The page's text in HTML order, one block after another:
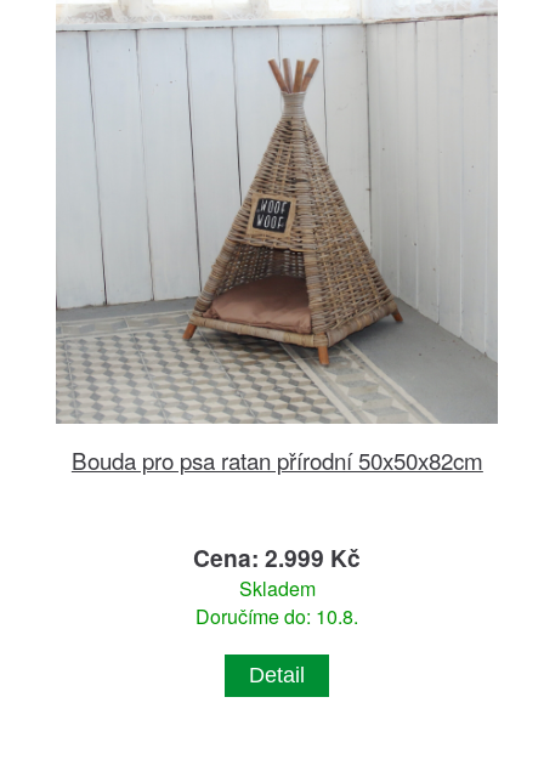
Bouda pro psa ratan přírodní 50x50x82cm
Cena: 2.999 Kč
Skladem
Doručíme do: 10.8.
Detail